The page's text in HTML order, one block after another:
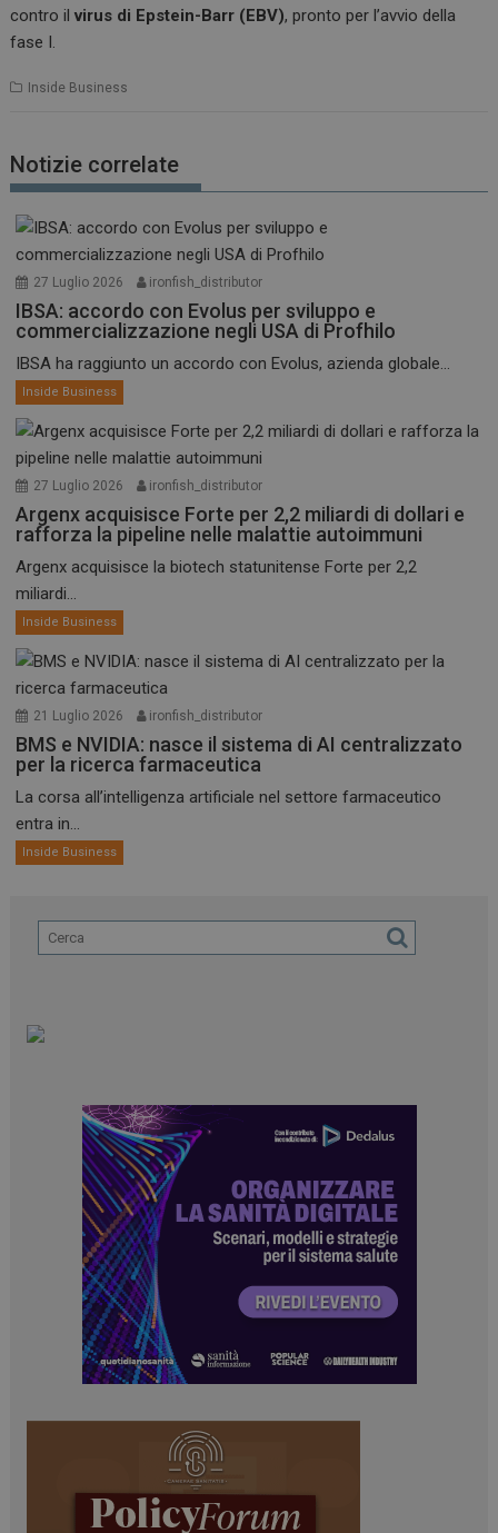
contro ilvirus di Epstein-Barr (EBV), pronto per l’avvio della
fase I.
Inside Business
Notizie correlate
27 Luglio 2026 ironfish_distributor
IBSA: accordo con Evolus per sviluppo e
commercializzazione negli USA di Profhilo
IBSA ha raggiunto un accordo con Evolus, azienda globale...
Inside Business
27 Luglio 2026 ironfish_distributor
Argenx acquisisce Forte per 2,2 miliardi di dollari e
rafforza la pipeline nelle malattie autoimmuni
Argenx acquisisce la biotech statunitense Forte per 2,2
miliardi...
Inside Business
21 Luglio 2026 ironfish_distributor
BMS e NVIDIA: nasce il sistema di AI centralizzato
per la ricerca farmaceutica
La corsa all’intelligenza artificiale nel settore farmaceutico
entra in...
Inside Business